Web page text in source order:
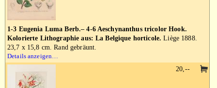
1-3 Eugenia Luma Berb.– 4-6 Aeschynanthus tricolor Hook.
Kolorierte Lithographie aus: La Belgique horticole. Liège 1888.
23,7 x 15,8 cm. Rand gebräunt.
Details anzeigen…
20,--